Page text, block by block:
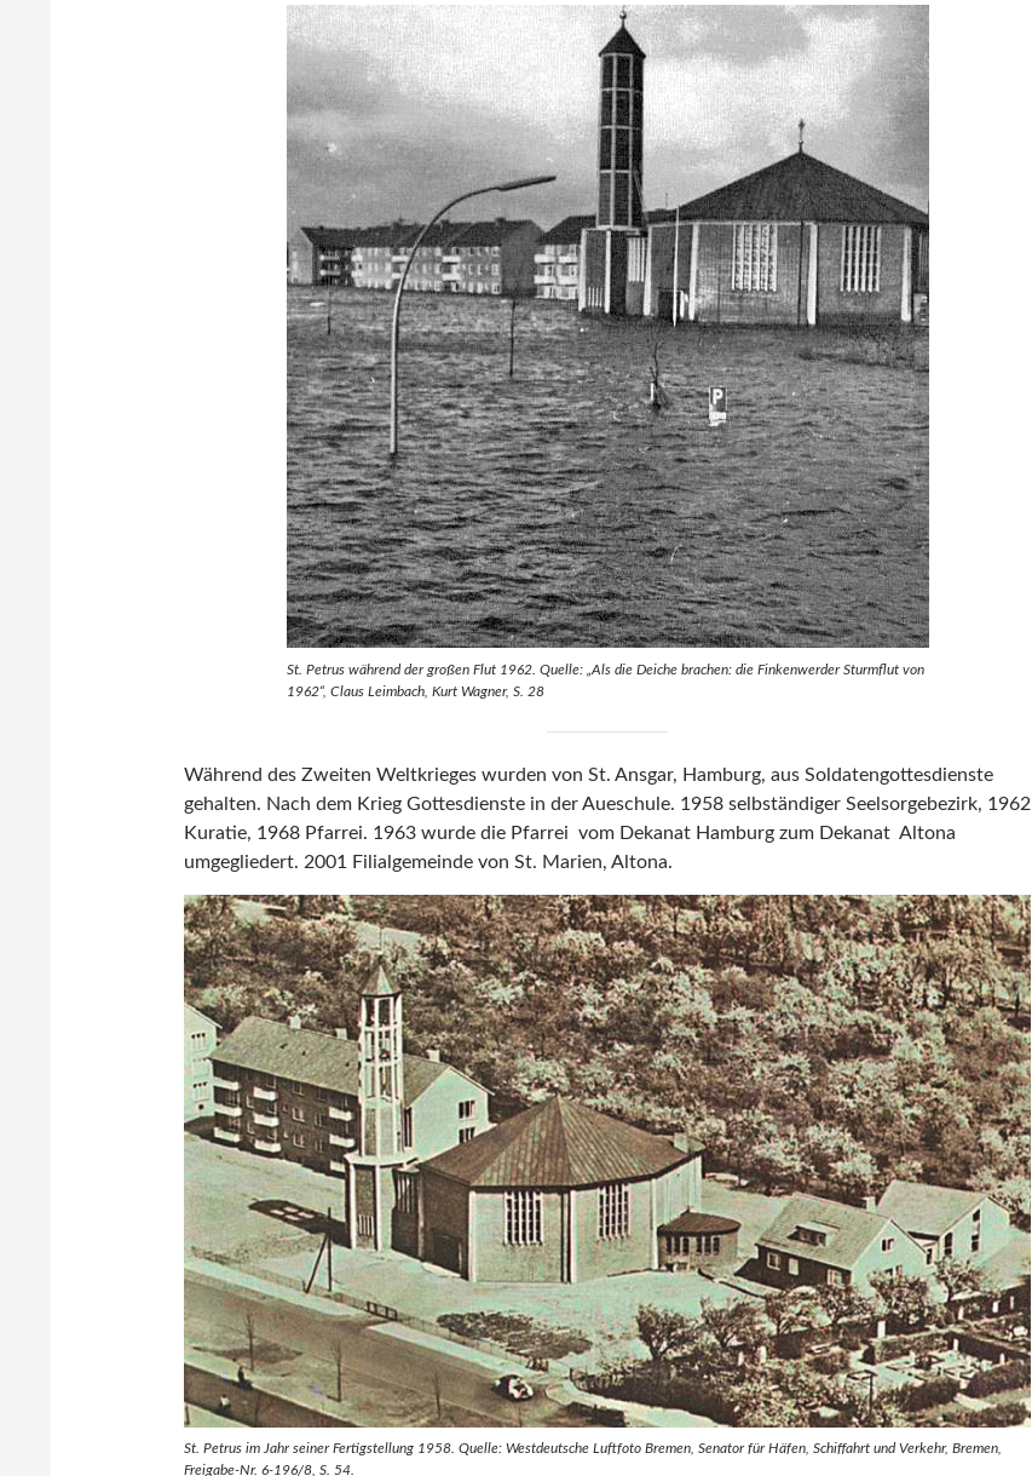
St. Petrus während der großen Flut 1962. Quelle: „Als die Deiche brachen: die Finkenwerder Sturmflut von
1962“, Claus Leimbach, Kurt Wagner, S. 28
Während des Zweiten Weltkrieges wurden von St. Ansgar, Hamburg, aus Soldatengottesdienste
gehalten. Nach dem Krieg Gottesdienste in der Aueschule. 1958 selbständiger Seelsorgebezirk, 1962
Kuratie, 1968 Pfarrei. 1963 wurde die Pfarrei vom Dekanat Hamburg zum Dekanat Altona
umgegliedert. 2001 Filialgemeinde von St. Marien, Altona.
St. Petrus im Jahr seiner Fertigstellung 1958. Quelle: Westdeutsche Luftfoto Bremen, Senator für Häfen, Schiffahrt und Verkehr, Bremen,
Freigabe-Nr. 6-196/8, S. 54.